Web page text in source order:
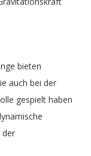
bieten
auch bei der
gespielt haben
der